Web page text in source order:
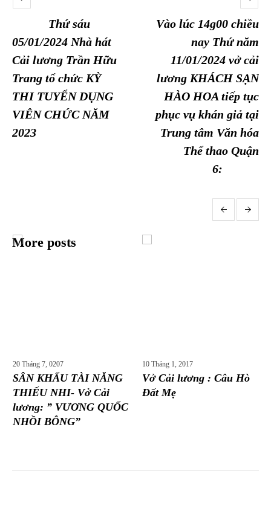
Thứ sáu
05/01/2024 Nhà hát
Cải lương Trần Hữu
Trang tổ chức KỲ
THI TUYỂN DỤNG
VIÊN CHỨC NĂM
2023
Vào lúc 14g00 chiều
nay Thứ năm
11/01/2024 vở cải
lương KHÁCH SẠN
HÀO HOA tiếp tục
phục vụ khán giả tại
Trung tâm Văn hóa
Thể thao Quận
6:
More posts
20 Tháng 7, 0207
SÂN KHẤU TÀI NĂNG
THIẾU NHI- Vở Cải
lương: ” VƯƠNG QUỐC
NHỒI BÔNG”
10 Tháng 1, 2017
Vở Cải lương : Câu Hò
Đất Mẹ